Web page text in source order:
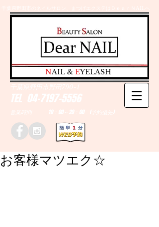
千葉県野田市のネイルサロン、まつげエクステはＤｅａｒＮAILへ
TEL 04-7197-5556
営業時間 10：00～20：00 (予約優先)
千葉県野田市野田790-1
​NAIL & EYELASH
お客様マツエク☆